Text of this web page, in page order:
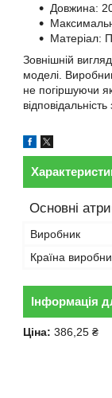
Довжина:
Матеріал:
Зовнішній
моделі.
не погіршуючи
Основні
Виробник
Країна
Інформація
Ціна: 386,25 ₴